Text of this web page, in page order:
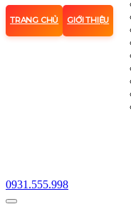
TRANG CHỦ GIỚI THIỆU
0931.555.998